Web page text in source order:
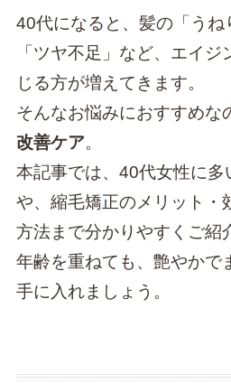
40代になると、髪の「うね
「ツヤ不足」など、エイ
じる方が増えてきます。
そんなお悩みにおすすめな
改善ケア。
本記事では、40代女性に多
や、縮毛矯正のメリット・
方法まで分かりやすくご紹
年齢を重ねても、艶やかで
手に入れましょう。